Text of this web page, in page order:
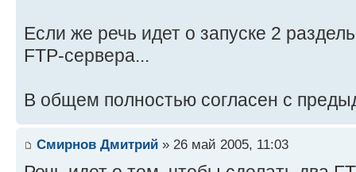
Если же речь идет о запуске 2
FTP-сервера...
В общем полностью согласен с
Смирнов Дмитрий » 26 май 2005, 11:03